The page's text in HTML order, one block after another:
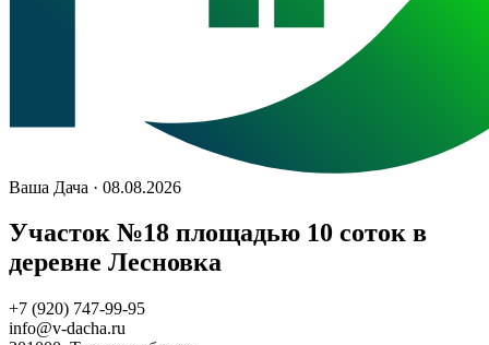
Ваша Дача · 08.08.2026
Участок №18 площадью 10 соток в
деревне Лесновка
+7 (920) 747-99-95
info@v-dacha.ru